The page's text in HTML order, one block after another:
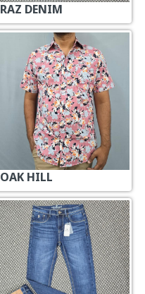
RAZ DENIM
OAK HILL